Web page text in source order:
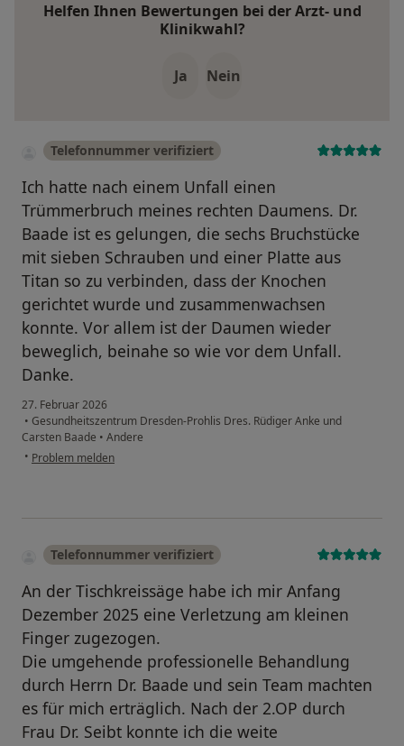
Helfen Ihnen Bewertungen bei der Arzt- und
Klinikwahl?
Ja Nein
Telefonnummer verifiziert
Ich hatte nach einem Unfall einen
Trümmerbruch meines rechten Daumens. Dr.
Baade ist es gelungen, die sechs Bruchstücke
mit sieben Schrauben und einer Platte aus
Titan so zu verbinden, dass der Knochen
gerichtet wurde und zusammenwachsen
konnte. Vor allem ist der Daumen wieder
beweglich, beinahe so wie vor dem Unfall.
Danke.
27. Februar 2026
• Gesundheitszentrum Dresden-Prohlis Dres. Rüdiger Anke und
Carsten Baade • Andere
• Problem melden
Telefonnummer verifiziert
An der Tischkreissäge habe ich mir Anfang
Dezember 2025 eine Verletzung am kleinen
Finger zugezogen.
Die umgehende professionelle Behandlung
durch Herrn Dr. Baade und sein Team machten
es für mich erträglich. Nach der 2.OP durch
Frau Dr. Seibt konnte ich die weite